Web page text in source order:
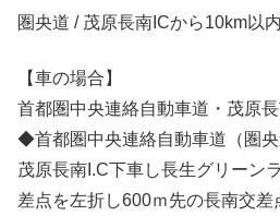
圏央道 / 茂原長南ICから10km以内
【車の場合】
首都圏中央連絡自動車道・茂原
◆首都圏中央連絡自動車道（圏央
茂原長南I.C下車し長生グリーン
差点を左折し600ｍ先の長南交